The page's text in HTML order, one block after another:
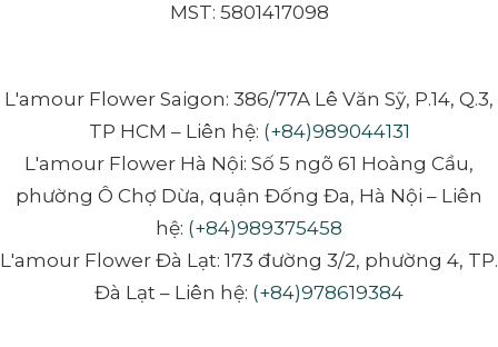
MST: 5801417098
L'amour Flower Saigon: 386/77A Lê Văn Sỹ, P.14, Q.3,
TP HCM – Liên hệ: (+84)989044131
L'amour Flower Hà Nội: Số 5 ngõ 61 Hoàng Cầu,
phường Ô Chợ Dừa, quận Đống Đa, Hà Nội – Liên
hệ: (+84)989375458
L'amour Flower Đà Lạt: 173 đường 3/2, phường 4, TP.
Đà Lạt – Liên hệ: (+84)978619384